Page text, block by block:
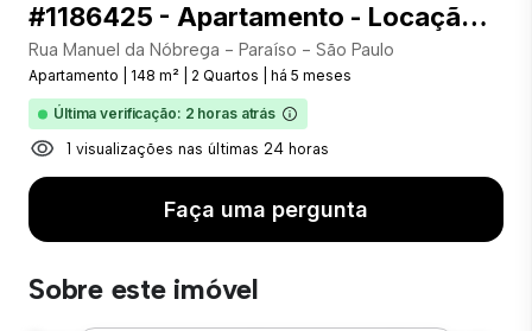
#1186425 - Apartamento - Locação com 148.00 m² , 2 Quarto(s), por R$ 7.500
Rua Manuel da Nóbrega - Paraíso - São Paulo
Apartamento 148 m² 2 Quartos há 5 meses
Última verificação: 2 horas atrás
1 visualizações nas últimas 24 horas
Faça uma pergunta
Sobre este imóvel